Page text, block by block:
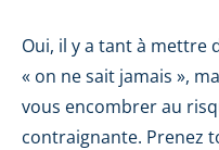
Oui, il y a tant à mettre
« on ne sait jamais »,
vous encombrer au
contraignante. Prenez